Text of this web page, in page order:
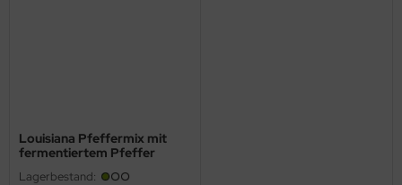
Louisiana Pfeffermix mit
fermentiertem Pfeffer
Lagerbestand: